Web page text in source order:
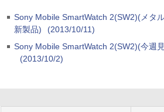
Sony Mobile SmartWatch 2(SW2)(メタ
新製品)
(2013/10/11)
Sony Mobile SmartWatch 2(SW2)(今週
(2013/10/2)